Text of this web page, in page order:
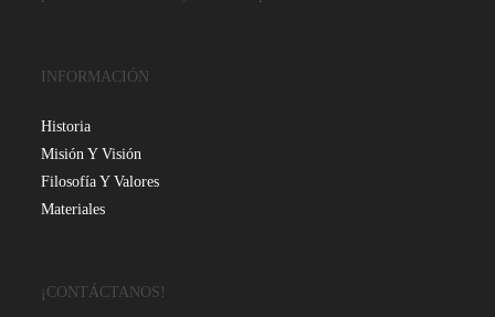
INFORMACIÓN
Historia
Misión Y Visión
Filosofía Y Valores
Materiales
¡CONTÁCTANOS!